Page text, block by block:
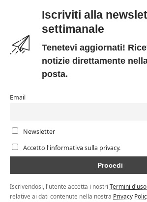
Iscriviti alla
settimanale
Tenetevi aggiornati!
notizie direttamente
posta.
Email
Newsletter
Accetto l'informativa sulla privacy.
Iscrivendosi, l'utente accetta i nostri Termini d'uso
relative ai dati contenute nella nostra Privacy